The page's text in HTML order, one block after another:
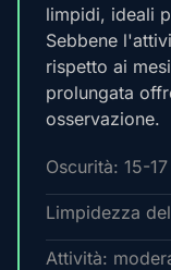
limpidi, ideali
Sebbene
rispetto ai
prolungata
osservazione.
Oscurità: 15-
Limpidezza
Attività: